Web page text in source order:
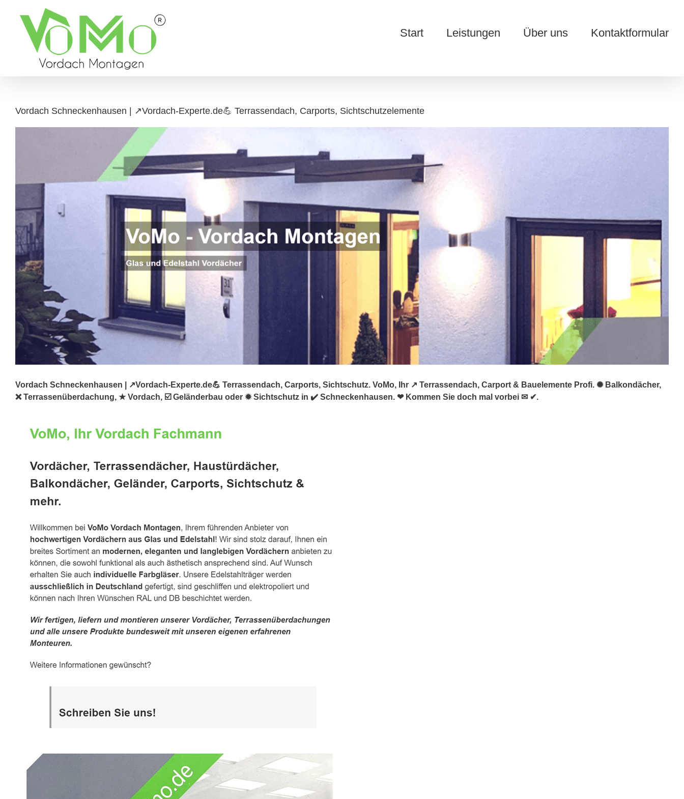
content
Start Leistungen Über uns Kontaktformular
Vordach Schneckenhausen | ↗️Vordach-Experte.de💪 Terrassendach, Carports, Sichtschutzelemente
Vordach Schneckenhausen | ↗️Vordach-Experte.de💪 Terrassendach, Carports, Sichtschutz. VoMo, Ihr ↗️ Terrassendach, Carport & Bauelemente Profi. ✺ Balkondächer,
❌ Terrassenüberdachung, ★ Vordach, ☑️ Geländerbau oder ✹ Sichtschutz in ✔️ Schneckenhausen. ❤ Kommen Sie doch mal vorbei ✉ ✔.